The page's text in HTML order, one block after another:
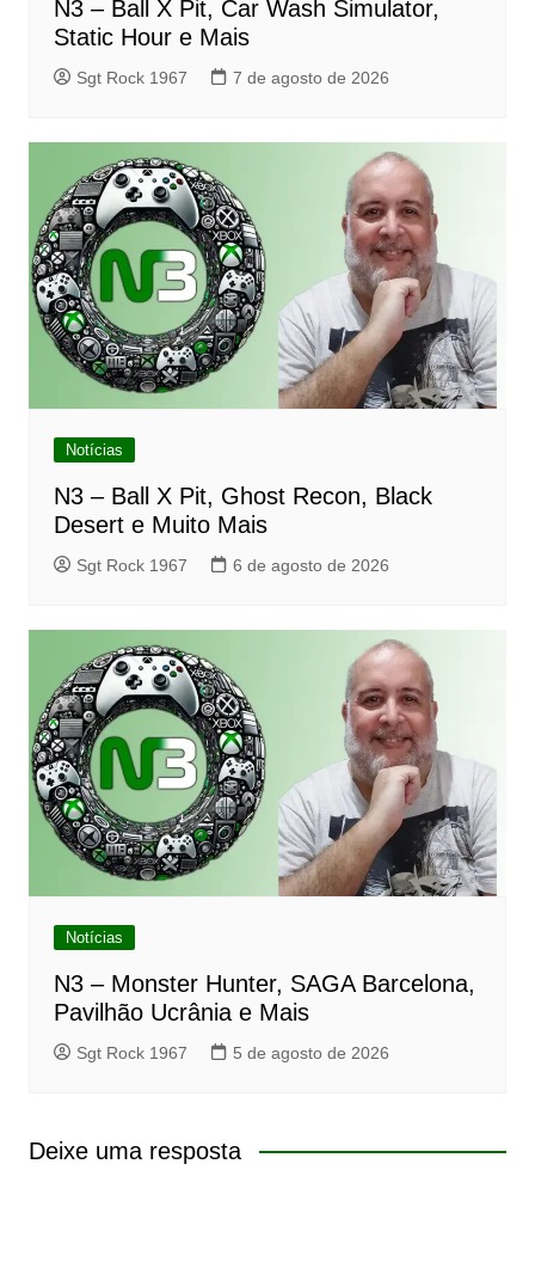
N3 – Ball X Pit, Car Wash Simulator,
Static Hour e Mais
Sgt Rock 1967 7 de agosto de 2026
Notícias
N3 – Ball X Pit, Ghost Recon, Black
Desert e Muito Mais
Sgt Rock 1967 6 de agosto de 2026
Notícias
N3 – Monster Hunter, SAGA Barcelona,
Pavilhão Ucrânia e Mais
Sgt Rock 1967 5 de agosto de 2026
Deixe uma resposta